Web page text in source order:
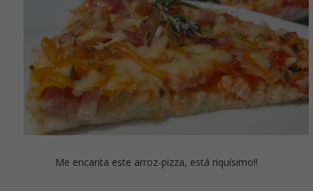
Me encanta este arroz-pizza, está riquísimo!!